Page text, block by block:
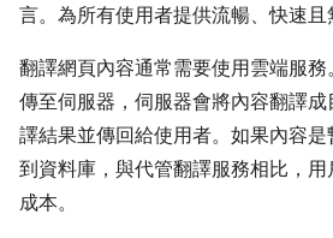
言。為所有使用者提供流暢、快速且
翻譯網頁內容通常需要使用雲端服
傳至伺服器，伺服器會將內容翻譯
譯結果並傳回給使用者。如果內容
到資料庫，與代管翻譯服務相比，
成本。